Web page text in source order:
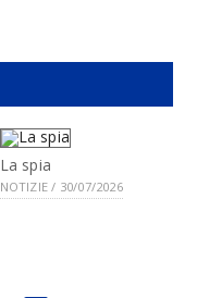
La spia
NOTIZIE / 30/07/2026